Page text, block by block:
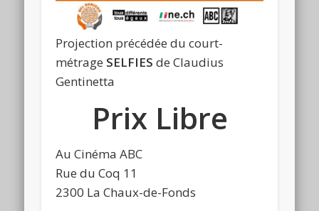
Projection précédée du court-
métrage SELFIES de Claudius
Gentinetta
Prix Libre
Au Cinéma ABC
Rue du Coq 11
2300 La Chaux-de-Fonds